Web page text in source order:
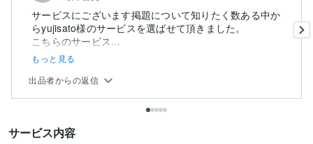
サービスにございます掲題について知りたく数ある中か
らyujisato様のサービスを選ばせて頂きました。
こちらのサービス...
もっと見る
出品者からの返信
サービス内容